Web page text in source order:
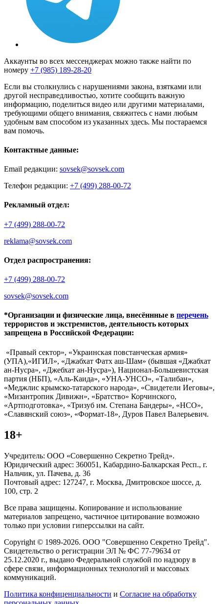
Аккаунты во всех мессенджерах можно также найти по
номеру +7 (985) 189-28-20
Если вы столкнулись с нарушениями закона, взятками или
другой несправедливостью, хотите сообщить важную
информацию, поделиться видео или другими материалами,
требующими общего внимания, свяжитесь с нами любым
удобным вам способом из указанных здесь. Мы постараемся
вам помочь.
Контактные данные:
Email редакции: sovsek@sovsek.com
Телефон редакции: +7 (499) 288-00-72
Рекламный отдел:
+7 (499) 288-00-72
reklama@sovsek.com
Отдел распространения:
+7 (499) 288-00-72
sovsek@sovsek.com
*Организации и физические лица, внесённные в перечень
террористов и экстремистов, деятельность которых
запрещена в Российской Федерации:
«Правый сектор», «Украинская повстанческая армия»
(УПА),«ИГИЛ», «Джабхат Фатх аш-Шам» (бывшая «Джабхат
ан-Нусра», «Джебхат ан-Нусра»), Национал-Большевистская
партия (НБП), «Аль-Каида», «УНА-УНСО», «Талибан»,
«Меджлис крымско-татарского народа», «Свидетели Иеговы»,
«Мизантропик Дивижн», «Братство» Корчинского,
«Артподготовка», «Тризуб им. Степана Бандеры», «НСО»,
«Славянский союз», «Формат-18», Дуров Павел Валерьевич.
18+
Учредитель: ООО «Совершенно Секретно Трейд».
Юридический адрес: 360051, Кабардино-Балкарская Респ., г.
Нальчик, ул. Пачева, д. 36
Почтовый адрес: 127247, г. Москва, Дмитровское шоссе, д.
100, стр. 2
Все права защищены. Копирование и использование
материалов запрещено, частичное цитирование возможно
только при условии гиперссылки на сайт.
Copyright © 1989-2026. ООО "Совершенно Секретно Трейд".
Свидетельство о регистрации ЭЛ № ФС 77-79634 от
25.12.2020 г., выдано Федеральной службой по надзору в
сфере связи, информационных технологий и массовых
коммуникаций.
Политика конфиценциальности и Согласие на обработку